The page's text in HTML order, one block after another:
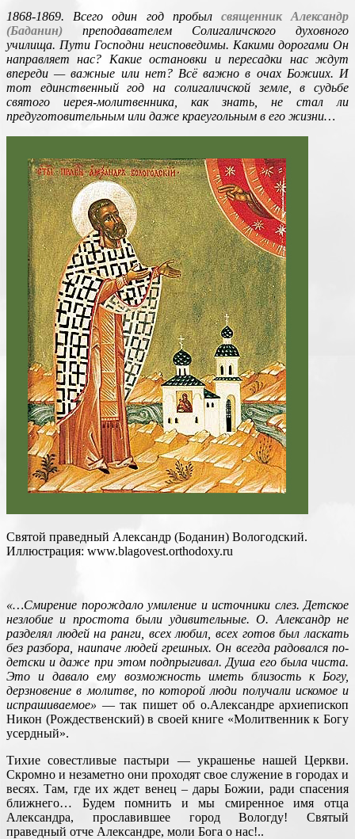
1868-1869. Всего один год пробыл священник Александр
(Баданин) преподавателем Солигаличского духовного
училища. Пути Господни неисповедимы. Какими дорогами Он
направляет нас? Какие остановки и пересадки нас ждут
впереди — важные или нет? Всё важно в очах Божиих. И
тот единственный год на солигаличской земле, в судьбе
святого иерея-молитвенника, как знать, не стал ли
предуготовительным или даже краеугольным в его жизни…
Святой праведный Александр (Боданин) Вологодский.
Иллюстрация: www.blagovest.orthodoxy.ru
«…Смирение порождало умиление и источники слез. Детское
незлобие и простота были удивительные. О. Александр не
разделял людей на ранги, всех любил, всех готов был ласкать
без разбора, наипаче людей грешных. Он всегда радовался по-
детски и даже при этом подпрыгивал. Душа его была чиста.
Это и давало ему возможность иметь близость к Богу,
дерзновение в молитве, по которой люди получали искомое и
испрашиваемое» — так пишет об о.Александре архиепископ
Никон (Рождественский) в своей книге «Молитвенник к Богу
усердный».
Тихие совестливые пастыри — украшенье нашей Церкви.
Скромно и незаметно они проходят свое служение в городах и
весях. Там, где их ждет венец – дары Божии, ради спасения
ближнего… Будем помнить и мы смиренное имя отца
Александра, прославившее город Вологду! Святый
праведный отче Александре, моли Бога о нас!..